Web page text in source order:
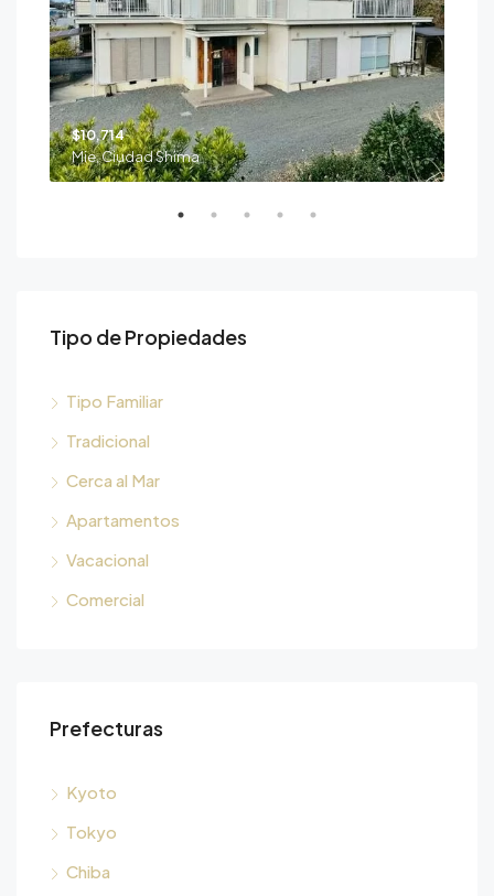
$10,714
Mie, Ciudad Shima
Tipo de Propiedades
Tipo Familiar
Tradicional
Cerca al Mar
Apartamentos
Vacacional
Comercial
Prefecturas
Kyoto
Tokyo
Chiba